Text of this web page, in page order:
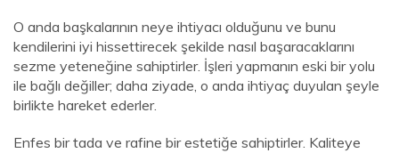
O anda başkalarının neye ihtiyacı olduğunu ve bunu
kendilerini iyi hissettirecek şekilde nasıl başaracaklarını
sezme yeteneğine sahiptirler. İşleri yapmanın eski bir yolu
ile bağlı değiller; daha ziyade, o anda ihtiyaç duyulan şeyle
birlikte hareket ederler.
Enfes bir tada ve rafine bir estetiğe sahiptirler. Kaliteye